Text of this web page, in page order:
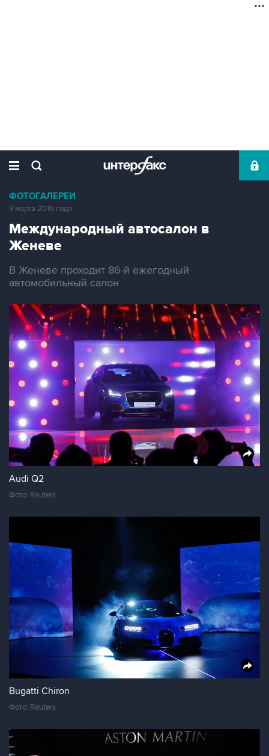
ФОТОГАЛЕРЕИ
3 марта 2016 года
Международный автосалон в
Женеве
В Женеве проходит 86-й ежегодный
автомобильный салон
Audi Q2
Фото: Reuters
Bugatti Chiron
Фото: Reuters